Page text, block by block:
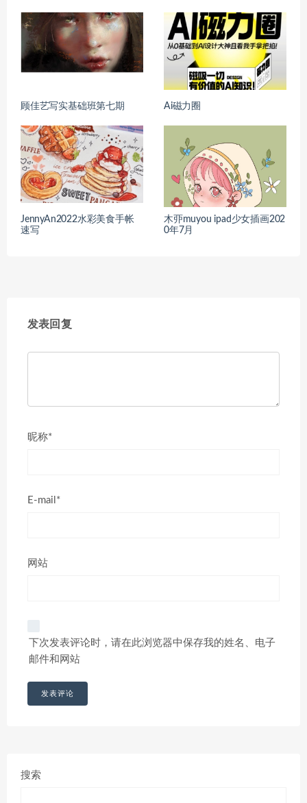
顾佳艺写实基础班第七期 Ai磁力圈
JennyAn2022水彩美食手帐
速写
木丣muyou ipad少女插画202
0年7月
发表回复
昵称*
E-mail*
网站
下次发表评论时，请在此浏览器中保存我的姓名、电子
邮件和网站
搜索